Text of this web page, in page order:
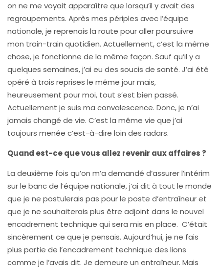
on ne me voyait apparaître que lorsqu’il y avait des
regroupements. Après mes périples avec l’équipe
nationale, je reprenais la route pour aller poursuivre
mon train-train quotidien. Actuellement, c’est la même
chose, je fonctionne de la même façon. Sauf qu’il y a
quelques semaines, j’ai eu des soucis de santé. J’ai été
opéré à trois reprises le même jour mais,
heureusement pour moi, tout s’est bien passé.
Actuellement je suis ma convalescence. Donc, je n’ai
jamais changé de vie. C’est la même vie que j’ai
toujours menée c’est-à-dire loin des radars.
Quand est-ce que vous allez revenir aux affaires ?
La deuxième fois qu’on m’a demandé d’assurer l’intérim
sur le banc de l’équipe nationale, j’ai dit à tout le monde
que je ne postulerais pas pour le poste d’entraîneur et
que je ne souhaiterais plus être adjoint dans le nouvel
encadrement technique qui sera mis en place. C’était
sincèrement ce que je pensais. Aujourd’hui, je ne fais
plus partie de l’encadrement technique des lions
comme je l’avais dit. Je demeure un entraîneur. Mais